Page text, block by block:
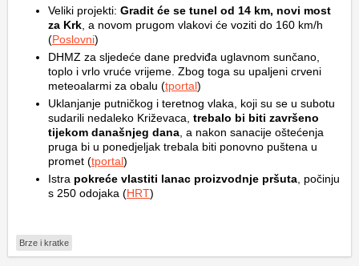
Veliki projekti: Gradit će se tunel od 14 km, novi most
za Krk , a novom prugom vlakovi će voziti do 160 km/h
(Poslovni)
DHMZ za sljedeće dane predviđa uglavnom sunčano,
toplo i vrlo vruće vrijeme. Zbog toga su upaljeni crveni
meteoalarmi za obalu (tportal)
Uklanjanje putničkog i teretnog vlaka, koji su se u subotu
sudarili nedaleko Križevaca, trebalo bi biti završeno
tijekom današnjeg dana , a nakon sanacije oštećenja
pruga bi u ponedjeljak trebala biti ponovno puštena u
promet (tportal)
Istra pokreće vlastiti lanac proizvodnje pršuta , počinju
s 250 odojaka (HRT)
Brze i kratke